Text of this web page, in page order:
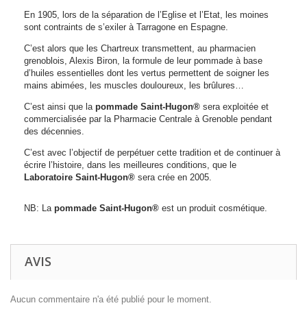
En 1905, lors de la séparation de l’Eglise et l’Etat, les moines
sont contraints de s’exiler à Tarragone en Espagne.
C’est alors que les Chartreux transmettent, au pharmacien
grenoblois, Alexis Biron, la formule de leur pommade à base
d’huiles essentielles dont les vertus permettent de soigner les
mains abimées, les muscles douloureux, les brûlures…
C’est ainsi que la pommade Saint-Hugon® sera exploitée et
commercialisée par la Pharmacie Centrale à Grenoble pendant
des décennies.
C’est avec l’objectif de perpétuer cette tradition et de continuer à
écrire l’histoire, dans les meilleures conditions, que le
Laboratoire Saint-Hugon® sera crée en 2005.
NB: La pommade Saint-Hugon® est un produit cosmétique.
AVIS
Aucun commentaire n'a été publié pour le moment.